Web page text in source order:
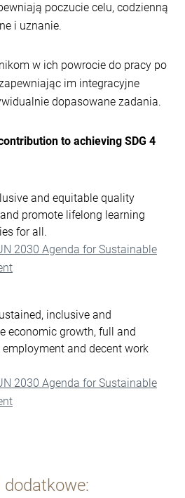
poczucie celu, codzienną
i uznanie.
w ich powrocie do pracy po
im integracyjne
dopasowane zadania.
to achieving SDG 4
and equitable quality
promote lifelong learning
for all.
2030 Agenda for Sustainable
inclusive and
economic growth, full and
and decent work
2030 Agenda for Sustainable
dodatkowe: